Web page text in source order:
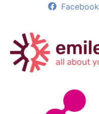
Facebook